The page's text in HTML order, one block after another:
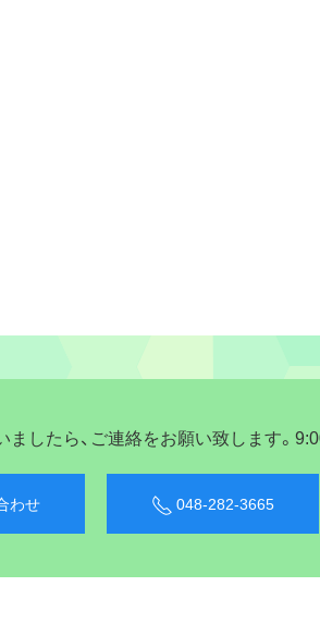
したら、ご連絡をお願い致します。
わせ 048-282-3665